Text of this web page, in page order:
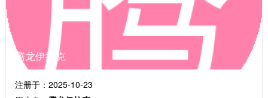
腾龙伊拉克
注册于：2025-10-23